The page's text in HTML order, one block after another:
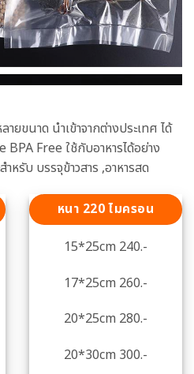
ยขนาด นำเข้าจากต่างประเทศ ได้
Free ใช้กับอาหารได้อย่าง
หรับ บรรจุข้าวสาร ,อาหารสด
หนา 220 ไมครอน
15*25cm 240.-
17*25cm 260.-
20*25cm 280.-
20*30cm 300.-